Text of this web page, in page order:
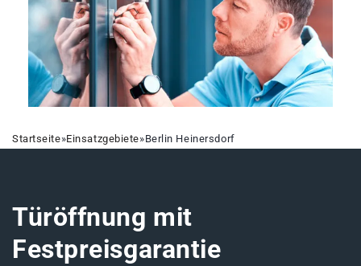
Startseite»Einsatzgebiete»Berlin Heinersdorf
Türöffnung mit
Festpreisgarantie